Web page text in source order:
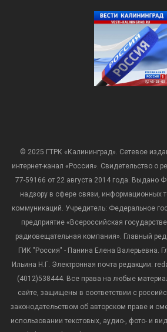
© 2025 ГТРК «Калининград». Сетевое
интернет-канал «Россия». Свидетельство
77-59166 от 22 августа 2014 года. Выдано
надзору в сфере связи, информационных
коммуникаций. Учредитель: Федеральное
предприятие «Всероссийская
радиовещательная компания». Главный
ГИК "Россия" - Панина Елена Валерьевна.
Ильина Н.Г. Электронная почта редакции:
(4012)538444. Все права на любые
сайте, защищены в соответствии с
законодательством об авторском праве и
использовании текстовых, аудио-, фото- и